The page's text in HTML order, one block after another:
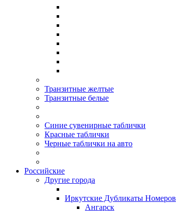
Транзитные желтые
Транзитные белые
Синие сувенирные таблички
Красные таблички
Черные таблички на авто
Российские
Другие города
Иркутские Дубликаты Номеров
Ангарск